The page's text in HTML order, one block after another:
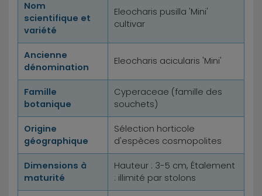
Nom
scientifique et
variété
Eleocharis pusilla 'Mini'
cultivar
Ancienne
dénomination
Eleocharis acicularis 'Mini'
Famille
botanique
Cyperaceae (famille des
souchets)
Origine
géographique
Sélection horticole
d'espèces cosmopolites
Dimensions à
maturité
Hauteur : 3-5 cm, Étalement
: illimité par stolons